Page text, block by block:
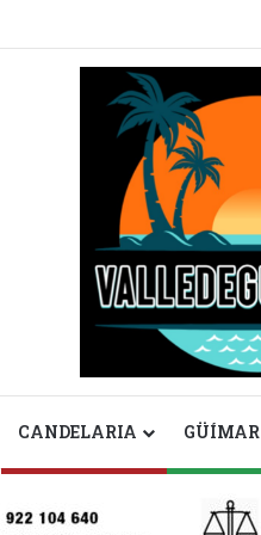
CANDELARIA GÜÍMAR